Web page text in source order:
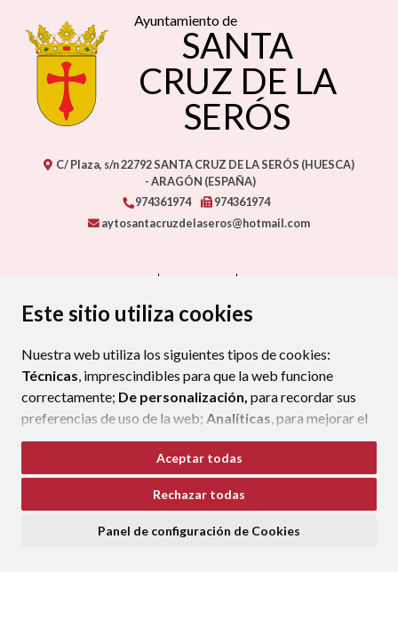
Este sitio utiliza cookies
Nuestra web utiliza los siguientes tipos de cookies:
Técnicas, imprescindibles para que la web funcione
correctamente; De personalización, para recordar sus
preferencias de uso de la web; Analíticas, para mejorar el
funcionamiento de la web y sus servicios.
Si acepta pulsando el botón“Aceptar todas”
consideramos que acepta su uso. Si pulsa el botón
ninguna acción, se guardarán las cookies técnicas
Aceptar todas
Rechazar todas
Panel de configuración de Cookies
Ayuntamiento de
SANTA
CRUZ DE LA
SERÓS
C/ Plaza, s/n22792SANTA CRUZ DE LA SERÓS (HUESCA)
- ARAGÓN (ESPAÑA)
974361974
974361974
aytosantacruzdelaseros@hotmail.com
PROTECCIÓN DE DATOS
POLÍTICA DE COOKIES